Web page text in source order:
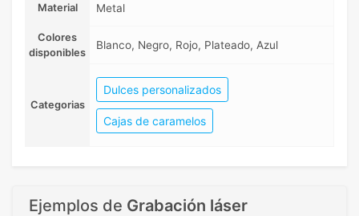
Material Metal
Colores
disponibles
Blanco, Negro, Rojo, Plateado, Azul
Categorias
Dulces personalizados
Cajas de caramelos
Ejemplos de Grabación láser